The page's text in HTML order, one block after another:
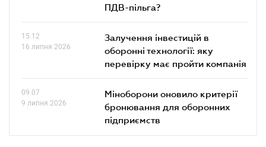
ПДВ-пільга?
15.12
16 липня 2026
Залучення інвестицій в
оборонні технології: яку
перевірку має пройти компанія
09.07
9 липня 2026
Міноборони оновило критерії
бронювання для оборонних
підприємств